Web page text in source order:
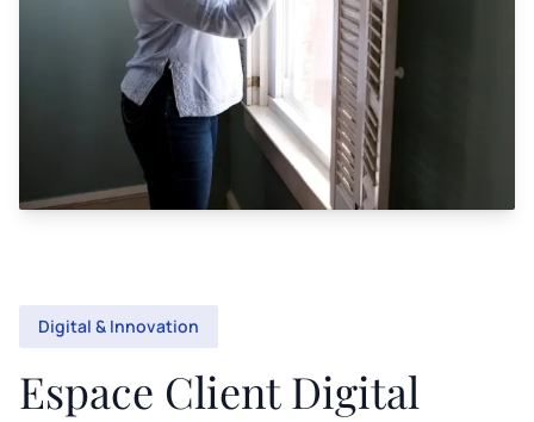
Digital & Innovation
Espace Client Digital